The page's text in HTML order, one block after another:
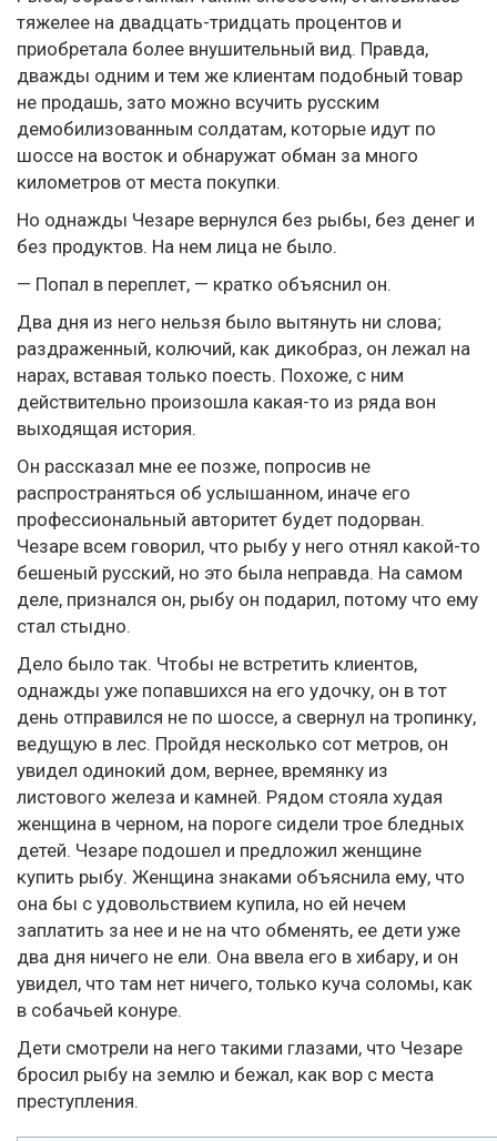
тяжелее на двадцать-тридцать процентов и
приобретала более внушительный вид. Правда,
дважды одним и тем же клиентам подобный товар
не продашь, зато можно всучить русским
демобилизованным солдатам, которые идут по
шоссе на восток и обнаружат обман за много
километров от места покупки.
Но однажды Чезаре вернулся без рыбы, без денег и
без продуктов. На нем лица не было.
— Попал в переплет, — кратко объяснил он.
Два дня из него нельзя было вытянуть ни слова;
раздраженный, колючий, как дикобраз, он лежал на
нарах, вставая только поесть. Похоже, с ним
действительно произошла какая-то из ряда вон
выходящая история.
Он рассказал мне ее позже, попросив не
распространяться об услышанном, иначе его
профессиональный авторитет будет подорван.
Чезаре всем говорил, что рыбу у него отнял какой-то
бешеный русский, но это была неправда. На самом
деле, признался он, рыбу он подарил, потому что ему
стал стыдно.
Дело было так. Чтобы не встретить клиентов,
однажды уже попавшихся на его удочку, он в тот
день отправился не по шоссе, а свернул на тропинку,
ведущую в лес. Пройдя несколько сот метров, он
увидел одинокий дом, вернее, времянку из
листового железа и камней. Рядом стояла худая
женщина в черном, на пороге сидели трое бледных
детей. Чезаре подошел и предложил женщине
купить рыбу. Женщина знаками объяснила ему, что
она бы с удовольствием купила, но ей нечем
заплатить за нее и не на что обменять, ее дети уже
два дня ничего не ели. Она ввела его в хибару, и он
увидел, что там нет ничего, только куча соломы, как
в собачьей конуре.
Дети смотрели на него такими глазами, что Чезаре
бросил рыбу на землю и бежал, как вор с места
преступления.